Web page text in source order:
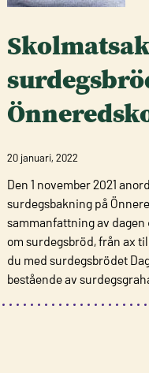
20 januari, 2022
Den 1 november 2021
surdegsbakning på
sammanfattning av dagen
om surdegsbröd, från ax
du med surdegsbrödet
bestående av